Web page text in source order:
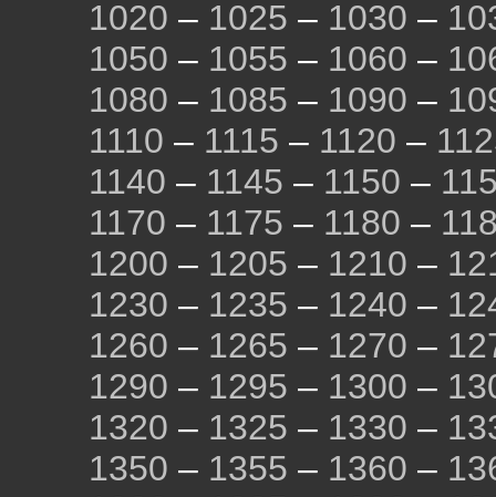
1020 – 1025 – 1030 –
1050 – 1055 – 1060 –
1080 – 1085 – 1090 –
1110 – 1115 – 1120 –
1140 – 1145 – 1150 –
1170 – 1175 – 1180 –
1200 – 1205 – 1210 –
1230 – 1235 – 1240 –
1260 – 1265 – 1270 –
1290 – 1295 – 1300 –
1320 – 1325 – 1330 –
1350 – 1355 – 1360 –